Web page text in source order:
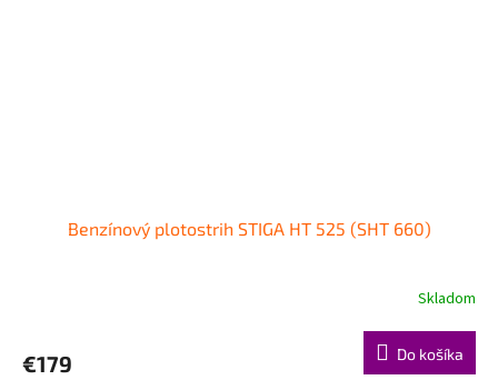
Benzínový plotostrih STIGA HT 525 (SHT 660)
Skladom
€179 Do košíka